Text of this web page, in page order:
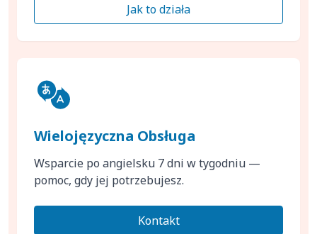
Jak to działa
Wielojęzyczna Obsługa
Wsparcie po angielsku 7 dni w tygodniu —
pomoc, gdy jej potrzebujesz.
Kontakt